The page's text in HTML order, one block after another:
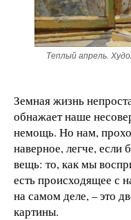
Теплый апрель.
Земная жизнь
обнажает наше
немощь. Но нам,
наверное, легче,
вещь: то, как мы
есть происходящее с
на самом деле, – это
картины.